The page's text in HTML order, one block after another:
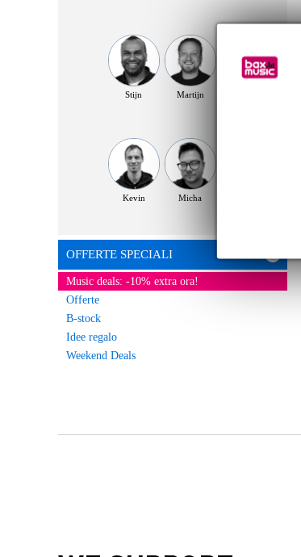
Stijn Martijn
Kevin Micha
OFFERTE SPECIALI
Music deals: -10% extra ora!
Offerte
B-stock
Idee regalo
Weekend Deals